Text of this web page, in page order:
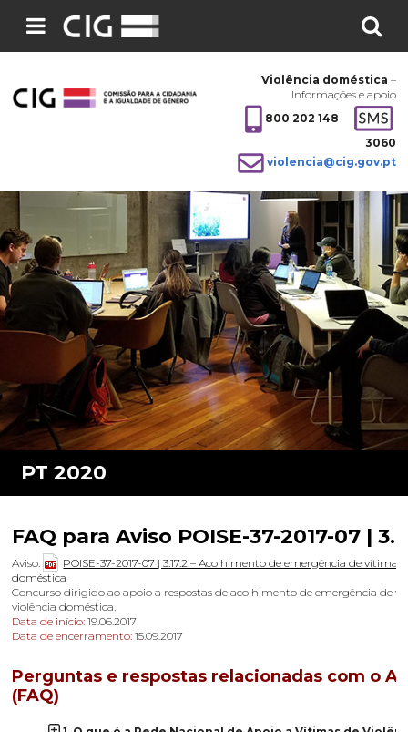
Violência doméstica –
Informações e apoio
800 202 148
3060
violencia@cig.gov.pt
FAQ para Aviso POISE-37-2017-07 |
Aviso:
POISE-37-2017-07 | 3.17.2 – Acolhimento de emergência de vítimas
doméstica
Concurso dirigido ao apoio a respostas de acolhimento de emergência de
violência doméstica.
Data de início: 19.06.2017
Data de encerramento: 15.09.2017
Perguntas e respostas relacionadas com o
(FAQ)
Pesquisar